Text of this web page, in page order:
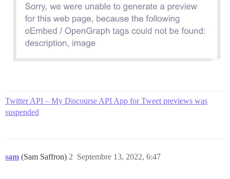
Twitter API – My Discourse API App for Tweet previews was
suspended
sam (Sam Saffron) Septembre 13, 2022, 6:47
2